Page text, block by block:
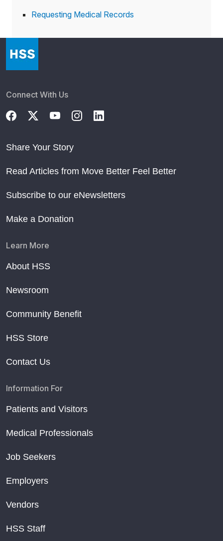
Requesting Medical Records
Connect With Us
Share Your Story
Read Articles from Move Better Feel Better
Subscribe to our eNewsletters
Make a Donation
Learn More
About HSS
Newsroom
Community Benefit
HSS Store
Contact Us
Information For
Patients and Visitors
Medical Professionals
Job Seekers
Employers
Vendors
HSS Staff